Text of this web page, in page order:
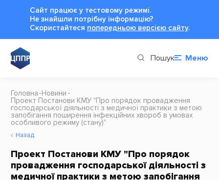
Сайт працює у тестовому режимі.
Не знайшли потрібну інформацію?
Cкористайтеся попередньою версією сайту.
Пошук Меню
Головна Новини
Проект Постанови КМУ "Про порядок провадження
господарської діяльності з медичної практики з метою
запобігання поширення інфекційних хвороб в умовах
особливого режиму (стану)"
Назад
Проект Постанови КМУ "Про порядок
провадження господарської діяльності з
медичної практики з метою запобігання